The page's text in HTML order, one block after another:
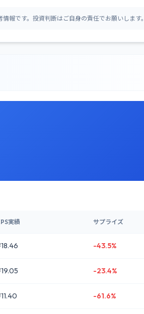
報です。投資判断はご自身の責任でお願いします。
実績 サプライズ
-43.5%
-23.4%
-61.6%